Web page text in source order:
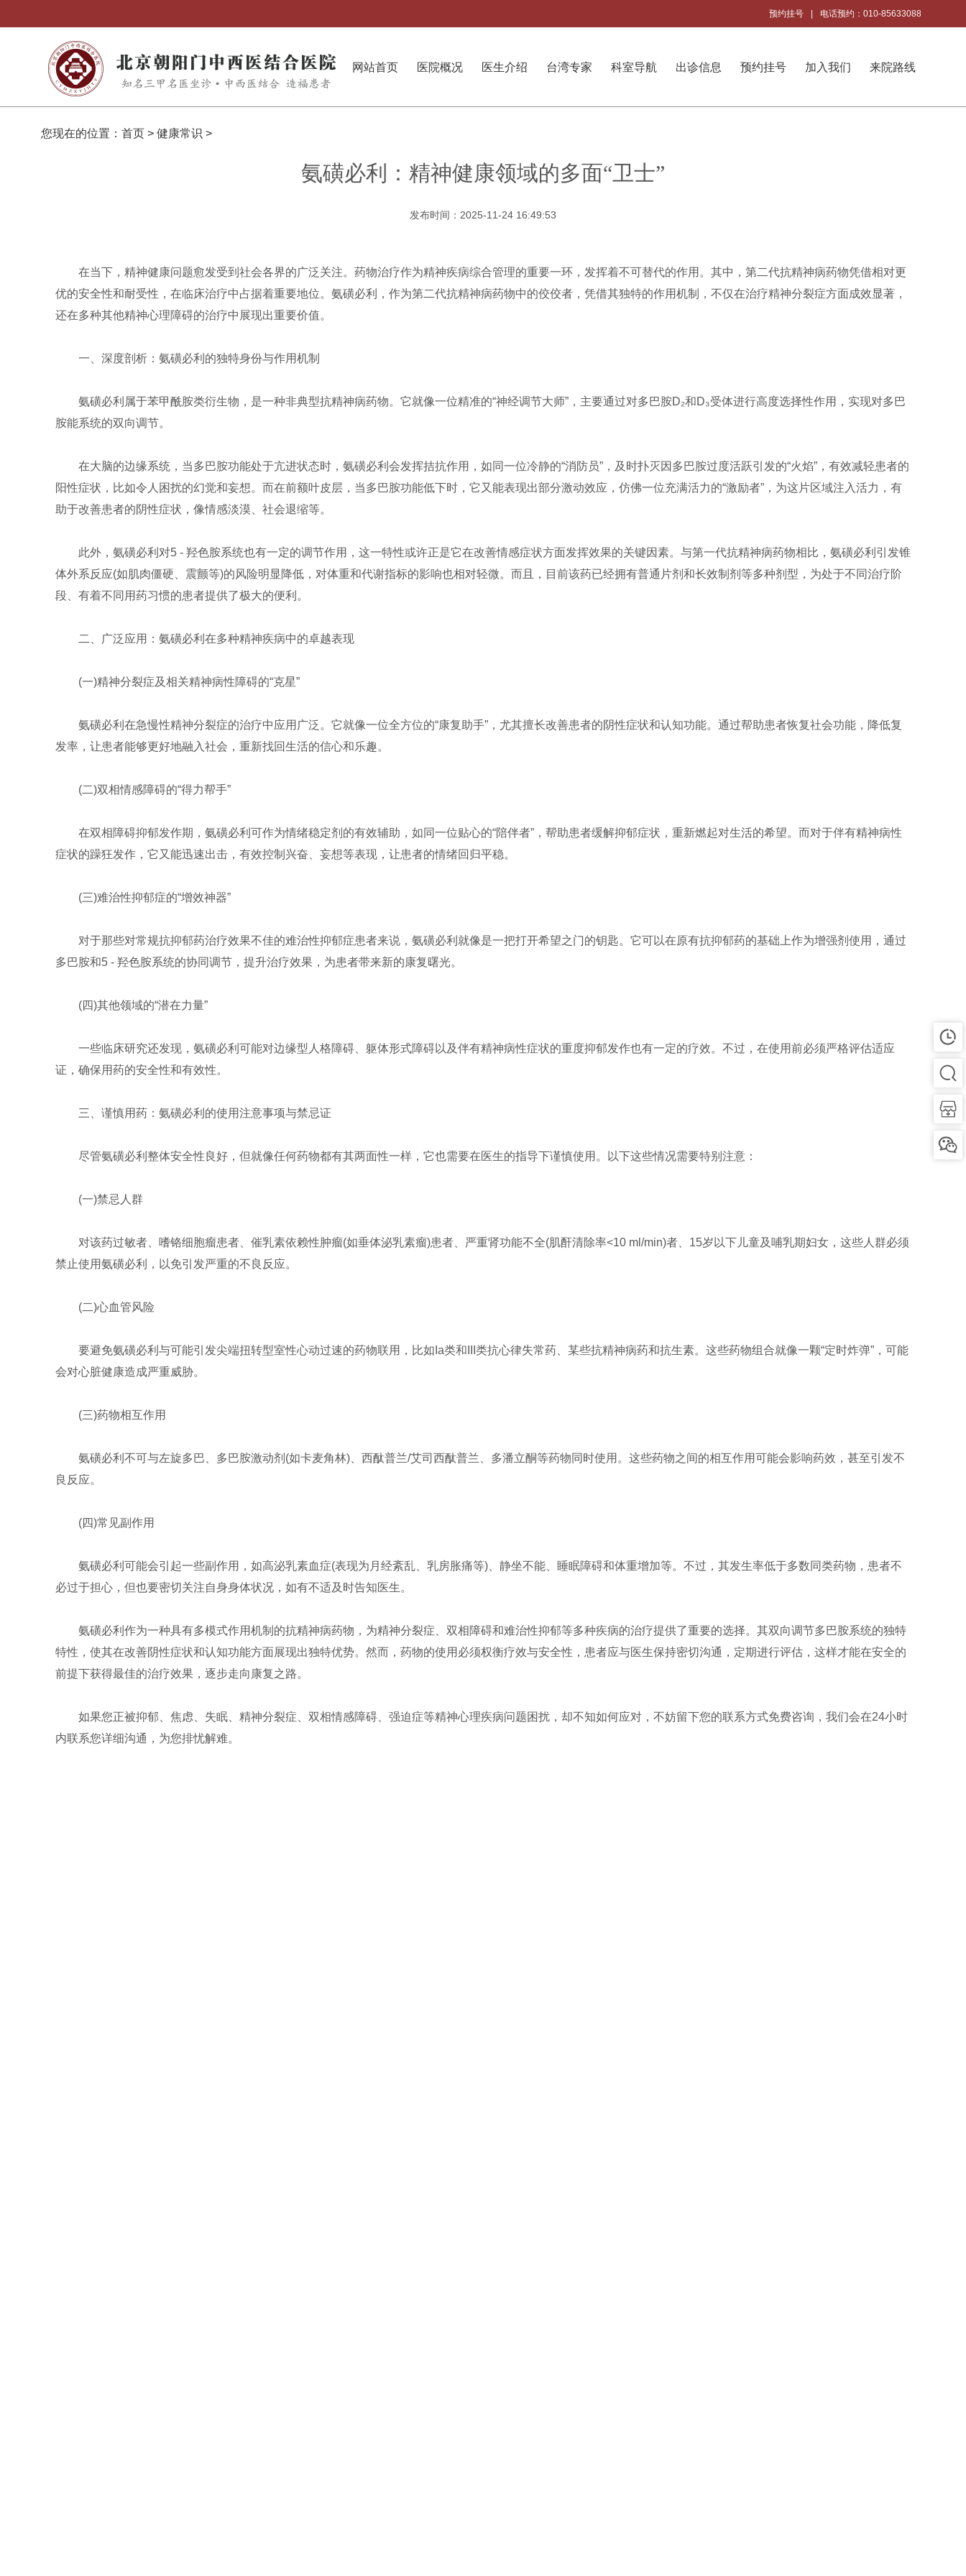
电话预约：010-85633088
预约挂号
网站首页 医院概况 医生介绍 台湾专家 科室导航 出诊信息 预约挂号 加入我们 来院路线
您现在的位置： 首页 > 健康常识 >
氨磺必利：精神健康领域的多面“卫士”
发布时间：2025-11-24 16:49:53
在当下，精神健康问题愈发受到社会各界的广泛关注。药物治疗作为精神疾病综合管理的重要一环，发挥着不可替代的作用。其中，第二代抗精神病药物凭借相对更
优的安全性和耐受性，在临床治疗中占据着重要地位。氨磺必利，作为第二代抗精神病药物中的佼佼者，凭借其独特的作用机制，不仅在治疗精神分裂症方面成效显著，
还在多种其他精神心理障碍的治疗中展现出重要价值。
一、深度剖析：氨磺必利的独特身份与作用机制
氨磺必利属于苯甲酰胺类衍生物，是一种非典型抗精神病药物。它就像一位精准的“神经调节大师”，主要通过对多巴胺D₂和D₃受体进行高度选择性作用，实现对多巴
胺能系统的双向调节。
在大脑的边缘系统，当多巴胺功能处于亢进状态时，氨磺必利会发挥拮抗作用，如同一位冷静的“消防员”，及时扑灭因多巴胺过度活跃引发的“火焰”，有效减轻患者的
阳性症状，比如令人困扰的幻觉和妄想。而在前额叶皮层，当多巴胺功能低下时，它又能表现出部分激动效应，仿佛一位充满活力的“激励者”，为这片区域注入活力，有
助于改善患者的阴性症状，像情感淡漠、社会退缩等。
此外，氨磺必利对5 - 羟色胺系统也有一定的调节作用，这一特性或许正是它在改善情感症状方面发挥效果的关键因素。与第一代抗精神病药物相比，氨磺必利引发锥
体外系反应(如肌肉僵硬、震颤等)的风险明显降低，对体重和代谢指标的影响也相对轻微。而且，目前该药已经拥有普通片剂和长效制剂等多种剂型，为处于不同治疗阶
段、有着不同用药习惯的患者提供了极大的便利。
二、广泛应用：氨磺必利在多种精神疾病中的卓越表现
(一)精神分裂症及相关精神病性障碍的“克星”
氨磺必利在急慢性精神分裂症的治疗中应用广泛。它就像一位全方位的“康复助手”，尤其擅长改善患者的阴性症状和认知功能。通过帮助患者恢复社会功能，降低复
发率，让患者能够更好地融入社会，重新找回生活的信心和乐趣。
(二)双相情感障碍的“得力帮手”
在双相障碍抑郁发作期，氨磺必利可作为情绪稳定剂的有效辅助，如同一位贴心的“陪伴者”，帮助患者缓解抑郁症状，重新燃起对生活的希望。而对于伴有精神病性
症状的躁狂发作，它又能迅速出击，有效控制兴奋、妄想等表现，让患者的情绪回归平稳。
(三)难治性抑郁症的“增效神器”
对于那些对常规抗抑郁药治疗效果不佳的难治性抑郁症患者来说，氨磺必利就像是一把打开希望之门的钥匙。它可以在原有抗抑郁药的基础上作为增强剂使用，通过
多巴胺和5 - 羟色胺系统的协同调节，提升治疗效果，为患者带来新的康复曙光。
(四)其他领域的“潜在力量”
一些临床研究还发现，氨磺必利可能对边缘型人格障碍、躯体形式障碍以及伴有精神病性症状的重度抑郁发作也有一定的疗效。不过，在使用前必须严格评估适应
证，确保用药的安全性和有效性。
三、谨慎用药：氨磺必利的使用注意事项与禁忌证
尽管氨磺必利整体安全性良好，但就像任何药物都有其两面性一样，它也需要在医生的指导下谨慎使用。以下这些情况需要特别注意：
(一)禁忌人群
对该药过敏者、嗜铬细胞瘤患者、催乳素依赖性肿瘤(如垂体泌乳素瘤)患者、严重肾功能不全(肌酐清除率<10 ml/min)者、15岁以下儿童及哺乳期妇女，这些人群必须
禁止使用氨磺必利，以免引发严重的不良反应。
(二)心血管风险
要避免氨磺必利与可能引发尖端扭转型室性心动过速的药物联用，比如Ia类和III类抗心律失常药、某些抗精神病药和抗生素。这些药物组合就像一颗“定时炸弹”，可能
会对心脏健康造成严重威胁。
(三)药物相互作用
氨磺必利不可与左旋多巴、多巴胺激动剂(如卡麦角林)、西酞普兰/艾司西酞普兰、多潘立酮等药物同时使用。这些药物之间的相互作用可能会影响药效，甚至引发不
良反应。
(四)常见副作用
氨磺必利可能会引起一些副作用，如高泌乳素血症(表现为月经紊乱、乳房胀痛等)、静坐不能、睡眠障碍和体重增加等。不过，其发生率低于多数同类药物，患者不
必过于担心，但也要密切关注自身身体状况，如有不适及时告知医生。
氨磺必利作为一种具有多模式作用机制的抗精神病药物，为精神分裂症、双相障碍和难治性抑郁等多种疾病的治疗提供了重要的选择。其双向调节多巴胺系统的独特
特性，使其在改善阴性症状和认知功能方面展现出独特优势。然而，药物的使用必须权衡疗效与安全性，患者应与医生保持密切沟通，定期进行评估，这样才能在安全的
前提下获得最佳的治疗效果，逐步走向康复之路。
如果您正被抑郁、焦虑、失眠、精神分裂症、双相情感障碍、强迫症等精神心理疾病问题困扰，却不知如何应对，不妨留下您的联系方式免费咨询，我们会在24小时
内联系您详细沟通，为您排忧解难。